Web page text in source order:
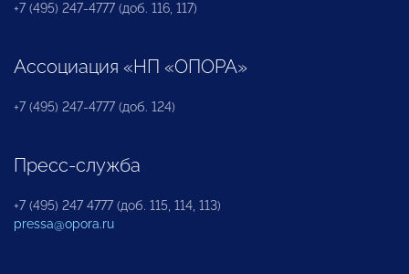
+7 (495) 247-4777 (доб. 116, 117)
Ассоциация «НП «ОПОРА»
+7 (495) 247-4777 (доб. 124)
Пресс-служба
+7 (495) 247 4777 (доб. 115, 114, 113)
pressa@opora.ru